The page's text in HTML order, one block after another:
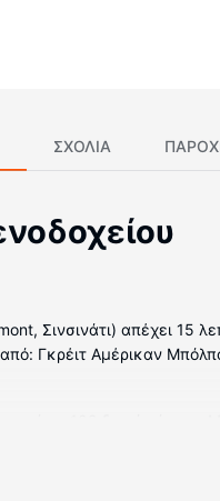
ΣΧΌΛΙΑ
Σινσινάτι) απέχει 15
Γκρέιτ Αμέρικαν
κανάλια. Τα μπάνια